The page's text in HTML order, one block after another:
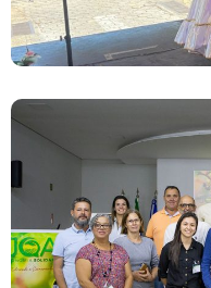
Lançamento